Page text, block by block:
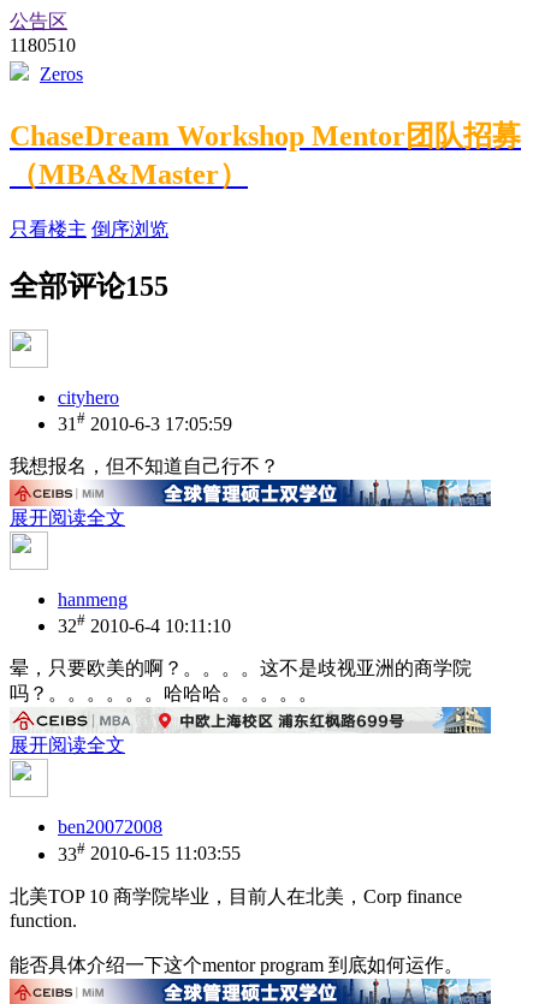
公告区
1180510
Zeros
ChaseDream Workshop Mentor团队招募
（MBA&Master）
只看楼主 倒序浏览
全部评论155
cityhero
31 # 2010-6-3 17:05:59
我想报名，但不知道自己行不？
展开阅读全文
hanmeng
32# 2010-6-4 10:11:10
晕，只要欧美的啊？。。。。这不是歧视亚洲的商学院
吗？。。。。。。哈哈哈。。。。。
展开阅读全文
ben20072008
33# 2010-6-15 11:03:55
北美TOP 10 商学院毕业，目前人在北美，Corp finance
function.
能否具体介绍一下这个mentor program 到底如何运作。